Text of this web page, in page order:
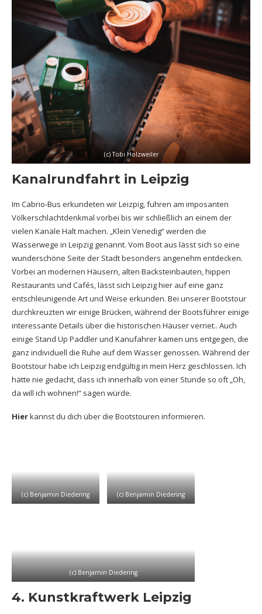
(c) Tobi Holzweiler
Kanalrundfahrt in Leipzig
Im Cabrio-Bus erkundeten wir Leizpig, fuhren am imposanten
Völkerschlachtdenkmal vorbei bis wir schließlich an einem der
vielen Kanäle Halt machen. „Klein Venedig“ werden die
Wasserwege in Leipzig genannt. Vom Boot aus lässt sich so eine
wunderschöne Seite der Stadt besonders angenehm entdecken.
Vorbei an modernen Häusern, alten Backsteinbauten, hippen
Restaurants und Cafés, lässt sich Leipzig hier auf eine ganz
entschleunigende Art und Weise erkunden. Bei unserer Bootstour
durchkreuzten wir einige Brücken, während der Bootsführer einige
interessante Details über die historischen Häuser verriet.. Auch
einige Stand Up Paddler und Kanufahrer kamen uns entgegen, die
ganz individuell die Ruhe auf dem Wasser genossen. Während der
Bootstour habe ich Leipzig endgültig in mein Herz geschlossen. Ich
hätte nie gedacht, dass ich innerhalb von einer Stunde so oft „Oh,
da will ich wohnen!“ sagen würde.
Hierkannst du dich über die Bootstouren informieren.
(c) Benjamin Diedering (c) Benjamin Diedering
(c) Benjamin Diedering
4. Kunstkraftwerk Leipzig